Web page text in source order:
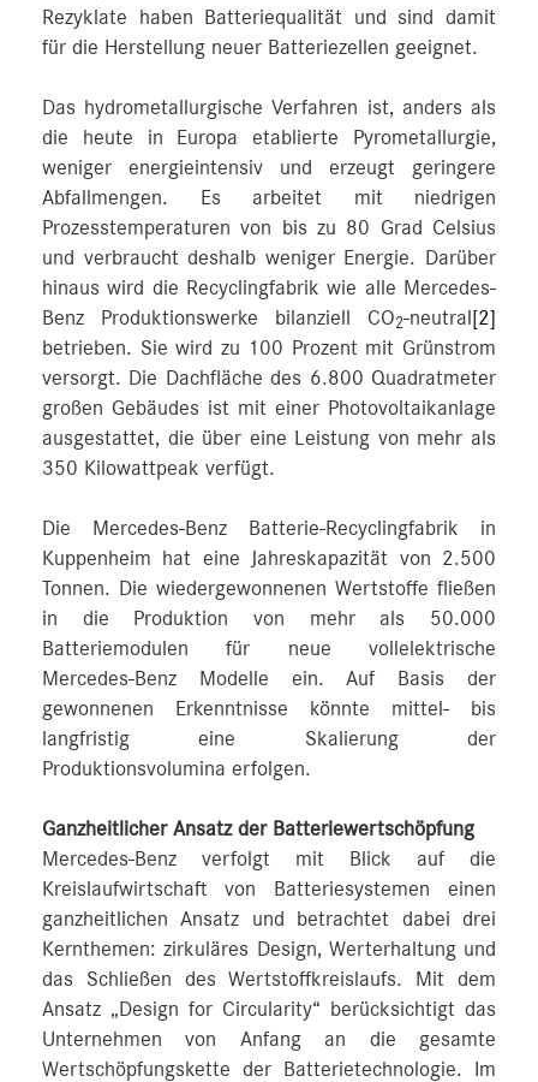
Rezyklate haben Batteriequalität und sind damit
für die Herstellung neuer Batteriezellen geeignet.
Das hydrometallurgische Verfahren ist, anders als
die heute in Europa etablierte Pyrometallurgie,
weniger energieintensiv und erzeugt geringere
Abfallmengen. Es arbeitet mit niedrigen
Prozesstemperaturen von bis zu 80 Grad Celsius
und verbraucht deshalb weniger Energie. Darüber
hinaus wird die Recyclingfabrik wie alle Mercedes-
Benz Produktionswerke bilanziell CO2-neutral [2]
betrieben. Sie wird zu 100 Prozent mit Grünstrom
versorgt. Die Dachfläche des 6.800 Quadratmeter
großen Gebäudes ist mit einer Photovoltaikanlage
ausgestattet, die über eine Leistung von mehr als
350 Kilowattpeak verfügt.
Die Mercedes-Benz Batterie-Recyclingfabrik in
Kuppenheim hat eine Jahreskapazität von 2.500
Tonnen. Die wiedergewonnenen Wertstoffe fließen
in die Produktion von mehr als 50.000
Batteriemodulen für neue vollelektrische
Mercedes-Benz Modelle ein. Auf Basis der
gewonnenen Erkenntnisse könnte mittel- bis
langfristig eine Skalierung der
Produktionsvolumina erfolgen.
Ganzheitlicher Ansatz der Batteriewertschöpfung
Mercedes-Benz verfolgt mit Blick auf die
Kreislaufwirtschaft von Batteriesystemen einen
ganzheitlichen Ansatz und betrachtet dabei drei
Kernthemen: zirkuläres Design, Werterhaltung und
das Schließen des Wertstoffkreislaufs. Mit dem
Ansatz „Design for Circularity“ berücksichtigt das
Unternehmen von Anfang an die gesamte
Wertschöpfungskette der Batterietechnologie. Im